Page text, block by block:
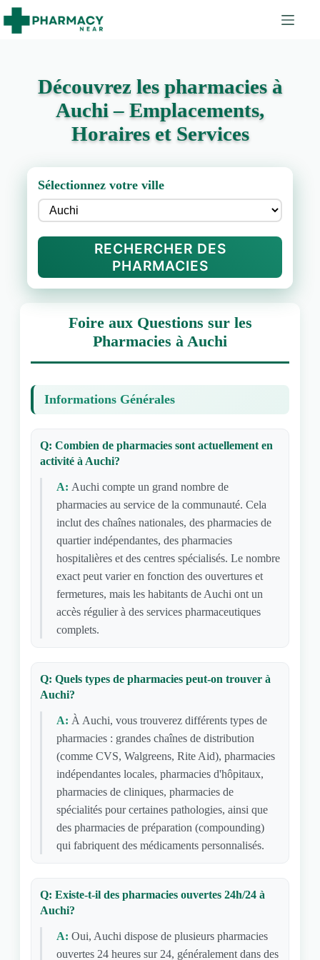
Découvrez les pharmacies à
Auchi – Emplacements,
Horaires et Services
Sélectionnez votre ville
RECHERCHER DES
PHARMACIES
Foire aux Questions sur les
Pharmacies à Auchi
Informations Générales
Q: Combien de pharmacies sont actuellement en
activité à Auchi?
A: Auchi compte un grand nombre de
pharmacies au service de la communauté. Cela
inclut des chaînes nationales, des pharmacies de
quartier indépendantes, des pharmacies
hospitalières et des centres spécialisés. Le nombre
exact peut varier en fonction des ouvertures et
fermetures, mais les habitants de Auchi ont un
accès régulier à des services pharmaceutiques
complets.
Q: Quels types de pharmacies peut-on trouver à
Auchi?
A: À Auchi, vous trouverez différents types de
pharmacies : grandes chaînes de distribution
(comme CVS, Walgreens, Rite Aid), pharmacies
indépendantes locales, pharmacies d'hôpitaux,
pharmacies de cliniques, pharmacies de
spécialités pour certaines pathologies, ainsi que
des pharmacies de préparation (compounding)
qui fabriquent des médicaments personnalisés.
Q: Existe-t-il des pharmacies ouvertes 24h/24 à
Auchi?
A: Oui, Auchi dispose de plusieurs pharmacies
ouvertes 24 heures sur 24, généralement dans des